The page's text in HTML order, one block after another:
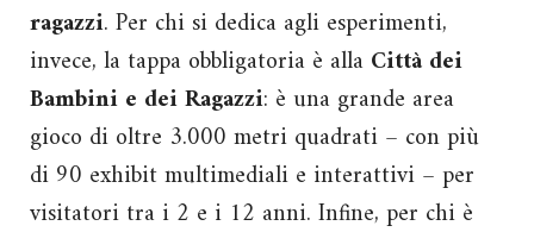
ragazzi. Per chi si dedica agli esperimenti,
invece, la tappa obbligatoria è alla Città dei
Bambini e dei Ragazzi: è una grande area
gioco di oltre 3.000 metri quadrati – con più
di 90 exhibit multimediali e interattivi – per
visitatori tra i 2 e i 12 anni. Infine, per chi è